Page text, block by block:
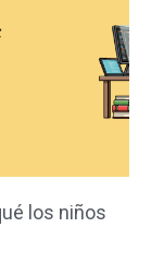
los niños